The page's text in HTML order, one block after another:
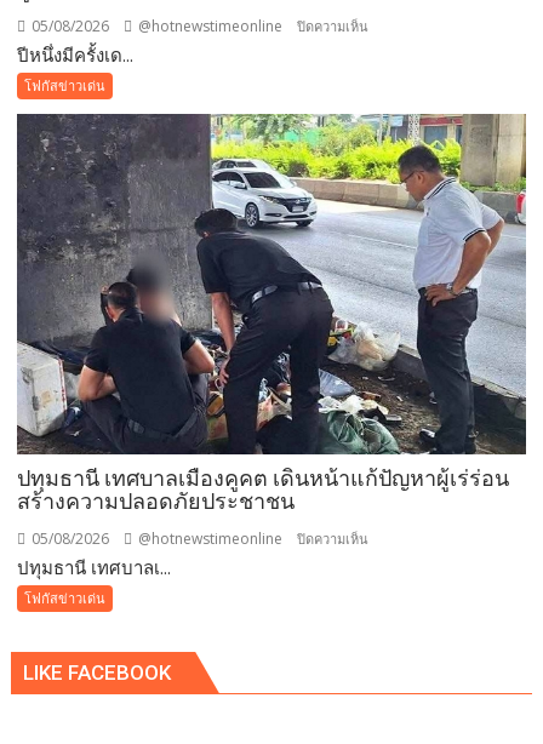
05/08/2026 @hotnewstimeonline ปิดความเห็น
ครั้ง
เดียว!
12
สิงหาคม
แม่
เข้า
ฟรี
สวน
นงนุช
พัทยา
มอบ
ของ
ขวัญ
วัน
ชวน
ปีหนึ่งมีครั้งเด...
โฟกัสข่าวเด่น
ปทุมธานี เทศบาลเมืองคูคต เดินหน้าแก้ปัญหาผู้เร่ร่อน
สร้างความปลอดภัยประชาชน
05/08/2026 @hotnewstimeonline ปิดความเห็น
หน้า
ปทุมธานี เทศบาลเ...
โฟกัสข่าวเด่น
LIKE FACEBOOK